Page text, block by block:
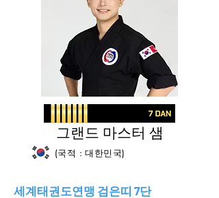
그랜드 마스터 샘
(국적 : 대한민국)
세계태권도연맹 검은띠 7단